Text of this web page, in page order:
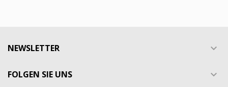
NEWSLETTER 
FOLGEN SIE UNS 